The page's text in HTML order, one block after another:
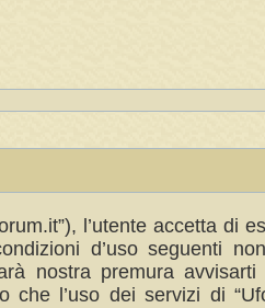
l’utente accetta di
d’uso seguenti
nostra premura
l’uso dei servizi di